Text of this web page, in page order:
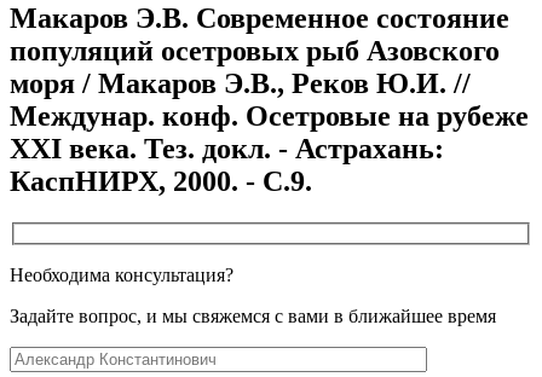
Макаров Э.В. Современное состояние
популяций осетровых рыб Азовского
моря / Макаров Э.В., Реков Ю.И. //
Междунар. конф. Осетровые на рубеже
XXI века. Тез. докл. - Астрахань:
КаспНИРХ, 2000. - С.9.
Необходима консультация?
Задайте вопрос, и мы свяжемся с вами в ближайшее время